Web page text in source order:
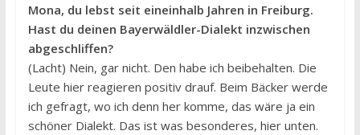
Mona, du lebst seit eineinhalb Jahren in Freiburg.
Hast du deinen Bayerwäldler-Dialekt inzwischen
abgeschliffen?
(Lacht) Nein, gar nicht. Den habe ich beibehalten. Die
Leute hier reagieren positiv drauf. Beim Bäcker werde
ich gefragt, wo ich denn her komme, das wäre ja ein
schöner Dialekt. Das ist was besonderes, hier unten.